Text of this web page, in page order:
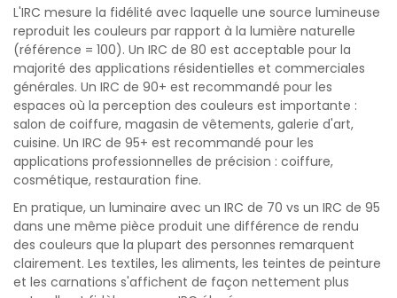
L'IRC mesure la fidélité avec laquelle une source lumineuse
reproduit les couleurs par rapport à la lumière naturelle
(référence = 100). Un IRC de 80 est acceptable pour la
majorité des applications résidentielles et commerciales
générales. Un IRC de 90+ est recommandé pour les
espaces où la perception des couleurs est importante :
salon de coiffure, magasin de vêtements, galerie d'art,
cuisine. Un IRC de 95+ est recommandé pour les
applications professionnelles de précision : coiffure,
cosmétique, restauration fine.
En pratique, un luminaire avec un IRC de 70 vs un IRC de 95
dans une même pièce produit une différence de rendu
des couleurs que la plupart des personnes remarquent
clairement. Les textiles, les aliments, les teintes de peinture
et les carnations s'affichent de façon nettement plus